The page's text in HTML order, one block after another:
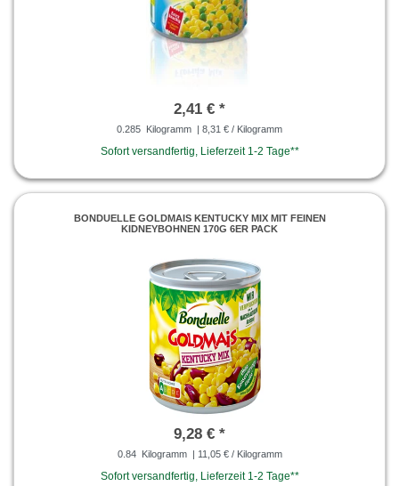
2,41 € *
0.285 Kilogramm | 8,31 € / Kilogramm
Sofort versandfertig, Lieferzeit 1-2 Tage**
BONDUELLE GOLDMAIS KENTUCKY MIX MIT FEINEN
KIDNEYBOHNEN 170G 6ER PACK
9,28 € *
0.84 Kilogramm | 11,05 € / Kilogramm
Sofort versandfertig, Lieferzeit 1-2 Tage**